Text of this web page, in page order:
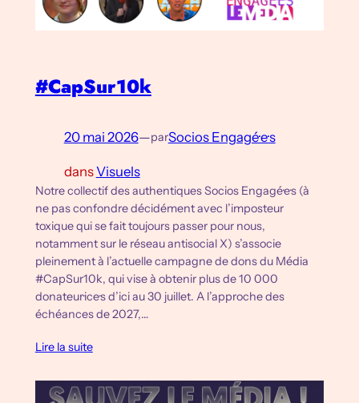
#CapSur10k
20 mai 2026—parSocios Engagé·e·s
dansVisuels
Notre collectif des authentiques Socios Engagé·e·s (à
ne pas confondre décidément avec l’imposteur
toxique qui se fait toujours passer pour nous,
notamment sur le réseau antisocial X) s’associe
pleinement à l’actuelle campagne de dons du Média
#CapSur10k, qui vise à obtenir plus de 10 000
donateur·ice·s d’ici au 30 juillet. A l’approche des
échéances de 2027,…
Lire la suite